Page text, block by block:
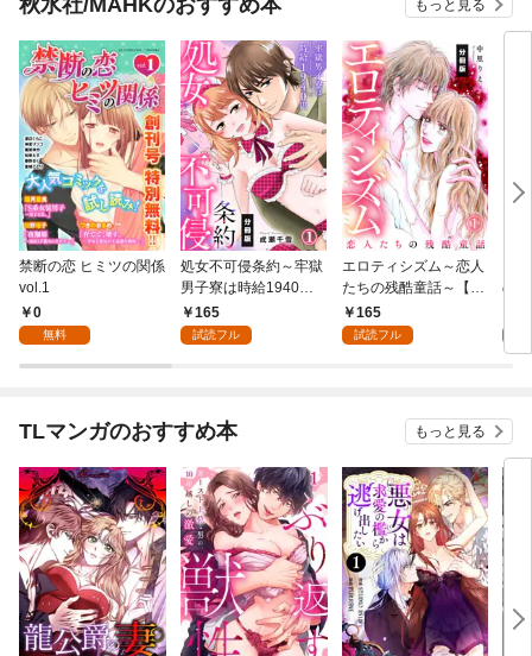
もっと見る
禁断の恋 ヒミツの関係
vol.1
0
無料
処女不可侵条約～牢獄
男子寮は時給1940円
～【分冊版】（1）
165
試読フル
エロティシズム～恋人
たちの残酷童話～【分
冊版】（1）
165
試読フル
の
び
TLマンガのおすすめ本 もっと見る